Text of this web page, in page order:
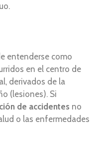
entenderse como
en el centro de
derivados de la
(lesiones). Si
de accidentes no
o las enfermedades